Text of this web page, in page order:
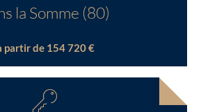
la Somme (80)
partir de 154 720 €